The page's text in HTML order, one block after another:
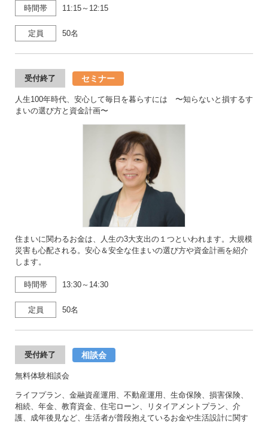
時間帯 11:15～12:15
定員 50名
受付終了 セミナー
人生100年時代、安心して毎日を暮らすには 〜知らないと損するす
まいの選び方と資金計画〜
住まいに関わるお金は、人生の3大支出の１つといわれます。大規模
災害も心配される。安心＆安全な住まいの選び方や資金計画を紹介
します。
時間帯 13:30～14:30
定員 50名
受付終了 相談会
無料体験相談会
ライフプラン、金融資産運用、不動産運用、生命保険、損害保険、
相続、年金、教育資金、住宅ローン、リタイアメントプラン、介
護、成年後見など、生活者が普段抱えているお金や生活設計に関す